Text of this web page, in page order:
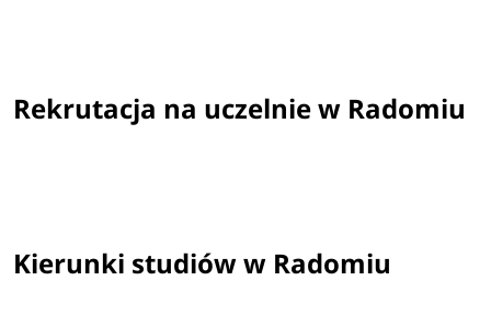
sztuczna inteligencja w biznesie (UR)
zarządzanie żywieniem i żywnością (UR)
Rekrutacja na uczelnie w Radomiu
Kierunki studiów w Radomiu